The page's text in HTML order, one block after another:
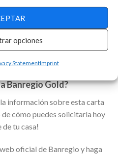
opciones
StatementImprint
con una vigencia de 6
y firmar una solicitud de
¿no crees?
Banregio Gold?
información sobre esta carta
de cómo puedes solicitarla hoy
tu casa!
oficial de Banregio y haga